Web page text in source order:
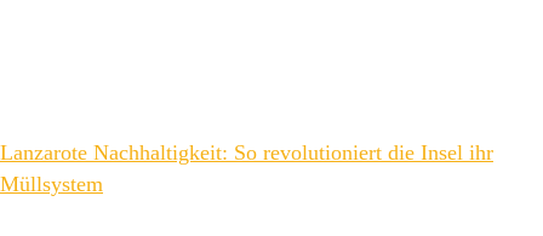
Lanzarote Nachhaltigkeit: So revolutioniert die Insel ihr
Müllsystem